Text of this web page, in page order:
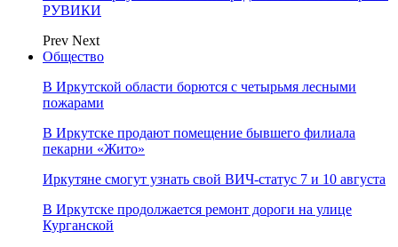
РУВИКИ
Prev Next
Общество
В Иркутской области борются с четырьмя лесными
пожарами
В Иркутске продают помещение бывшего филиала
пекарни «Жито»
Иркутяне смогут узнать свой ВИЧ-статус 7 и 10 августа
В Иркутске продолжается ремонт дороги на улице
Курганской